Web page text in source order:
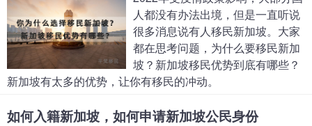
人都没有办法出境，但是一直听说
很多消息说有人移民新加坡。大家
都在思考问题，为什么要移民新加
坡？新加坡移民优势到底有哪些？
新加坡有太多的优势，让你有移民的冲动。
如何入籍新加坡，如何申请新加坡公民身份